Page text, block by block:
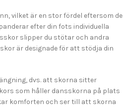
vilket är en stor fördel eftersom de
efter din fots individuella
slipper du stötar och andra
är designade för att stödja din
dvs. att skorna sitter
som håller dansskorna på plats
komforten och ser till att skorna